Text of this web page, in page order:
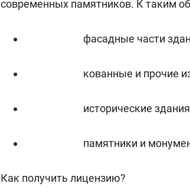
современных памятников. К таким
фасадные части
кованные и прочие
исторические
памятники и
Как получить лицензию?